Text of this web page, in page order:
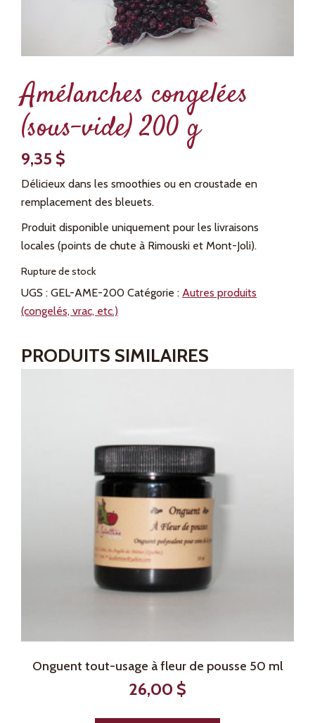
Amélanches congelées
(sous-vide) 200 g
9,35 $
Délicieux dans les smoothies ou en croustade en
remplacement des bleuets.
Produit disponible uniquement pour les livraisons
locales (points de chute à Rimouski et Mont-Joli).
Rupture de stock
UGS : GEL-AME-200 Catégorie : Autres produits
(congelés, vrac, etc.)
PRODUITS SIMILAIRES
Onguent tout-usage à fleur de pousse 50 ml
26,00 $